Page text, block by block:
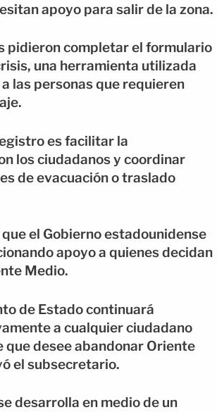
apoyo para salir de la zona.
pidieron completar el formulario
una herramienta utilizada
las personas que requieren
es facilitar la
los ciudadanos y coordinar
de evacuación o traslado
el Gobierno estadounidense
apoyo a quienes decidan
Medio.
de Estado continuará
a cualquier ciudadano
que desee abandonar Oriente
el subsecretario.
desarrolla en medio de un